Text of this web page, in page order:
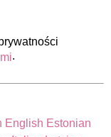
.
English Estonian